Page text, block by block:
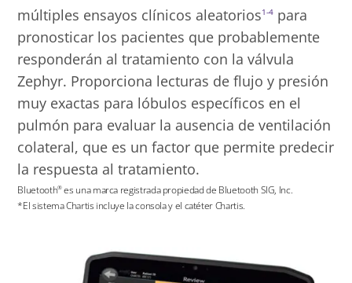
múltiples ensayos clínicos aleatorios1-4 para
pronosticar los pacientes que probablemente
responderán al tratamiento con la válvula
Zephyr. Proporciona lecturas de flujo y presión
muy exactas para lóbulos específicos en el
pulmón para evaluar la ausencia de ventilación
colateral, que es un factor que permite predecir
la respuesta al tratamiento.
Bluetooth®es una marca registrada propiedad de Bluetooth SIG, Inc.
*El sistema Chartis incluye la consola y el catéter Chartis.